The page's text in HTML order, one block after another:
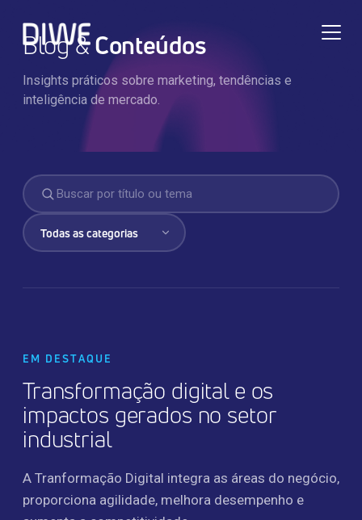
Blog &Conteúdos
Insights práticos sobre marketing, tendências e
inteligência de mercado.
EM DESTAQUE
Transformação digital e os
impactos gerados no setor
industrial
A Tranformação Digital integra as áreas do negócio,
proporciona agilidade, melhora desempenho e